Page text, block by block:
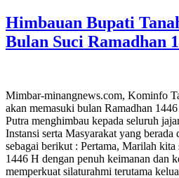
Himbauan Bupati
Bulan Suci Ramadhan
Mimbar-minangnews.com, Kominfo
akan memasuki bulan Ramadhan
Putra menghimbau kepada seluruh
Instansi serta Masyarakat yang
sebagai berikut : Pertama, Marilah kita
1446 H dengan penuh keimanan dan
memperkuat silaturahmi terutama